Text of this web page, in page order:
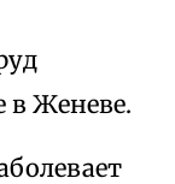
в Женеве.